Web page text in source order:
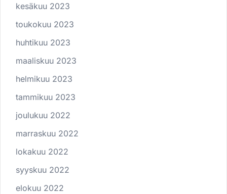
kesäkuu 2023
toukokuu 2023
huhtikuu 2023
maaliskuu 2023
helmikuu 2023
tammikuu 2023
joulukuu 2022
marraskuu 2022
lokakuu 2022
syyskuu 2022
elokuu 2022